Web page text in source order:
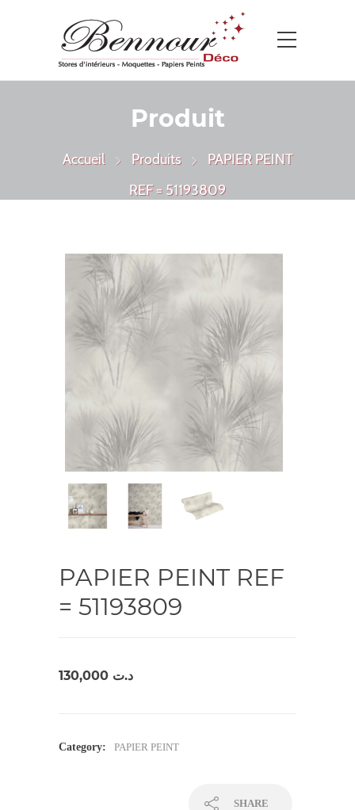
Produit
Accueil Produits
PAPIER PEINT
REF = 51193809
PAPIER PEINT REF
= 51193809
د.ت
Category: PAPIER PEINT
SHARE